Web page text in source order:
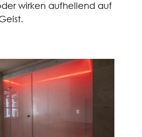
wirken aufhellend auf